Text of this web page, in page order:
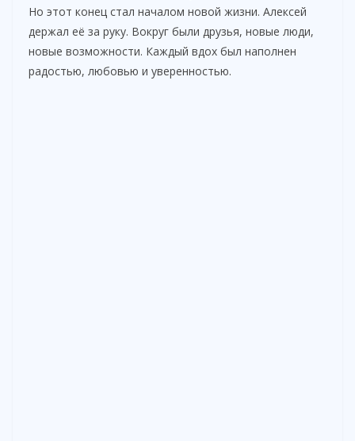
Но этот конец стал началом новой жизни. Алексей
держал её за руку. Вокруг были друзья, новые люди,
новые возможности. Каждый вдох был наполнен
радостью, любовью и уверенностью.